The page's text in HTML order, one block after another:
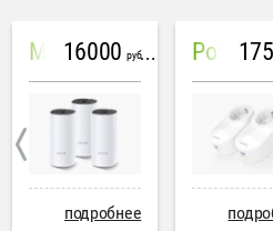
Mesh система TP-Link Deco M4 (3 устройства)
16000 руб
подробнее